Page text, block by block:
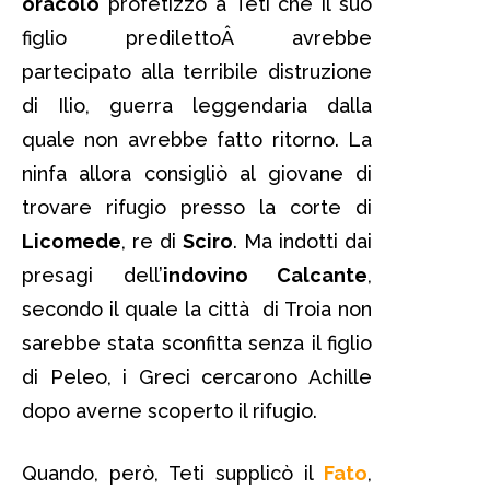
figlio predilettoÂ avrebbe
partecipato alla terribile distruzione
di Ilio, guerra leggendaria dalla
quale non avrebbe fatto ritorno. La
ninfa allora consigliò al giovane di
trovare rifugio presso la corte di
Licomede, re di Sciro. Ma indotti dai
presagi dell’indovino Calcante,
secondo il quale la città di Troia non
sarebbe stata sconfitta senza il figlio
di Peleo, i Greci cercarono Achille
dopo averne scoperto il rifugio.
Quando, però, Teti supplicò il Fato,